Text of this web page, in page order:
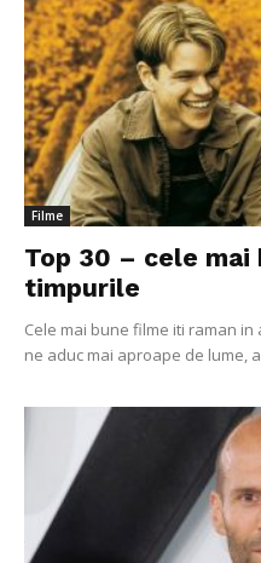
Filme
Top 30 – cele
timpurile
Cele mai bune filme iti raman
ne aduc mai aproape de lume,